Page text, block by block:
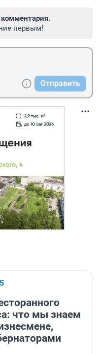
комментария.
первым!
Отправить
что мы знаем